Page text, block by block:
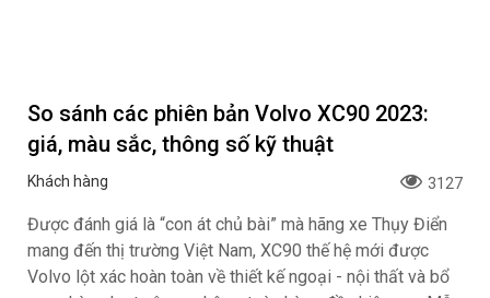
So sánh các phiên bản Volvo XC90 2023:
giá, màu sắc, thông số kỹ thuật
Khách hàng 3127
Được đánh giá là “con át chủ bài” mà hãng xe Thụy Điển
mang đến thị trường Việt Nam, XC90 thế hệ mới được
Volvo lột xác hoàn toàn về thiết kế ngoại - nội thất và bổ